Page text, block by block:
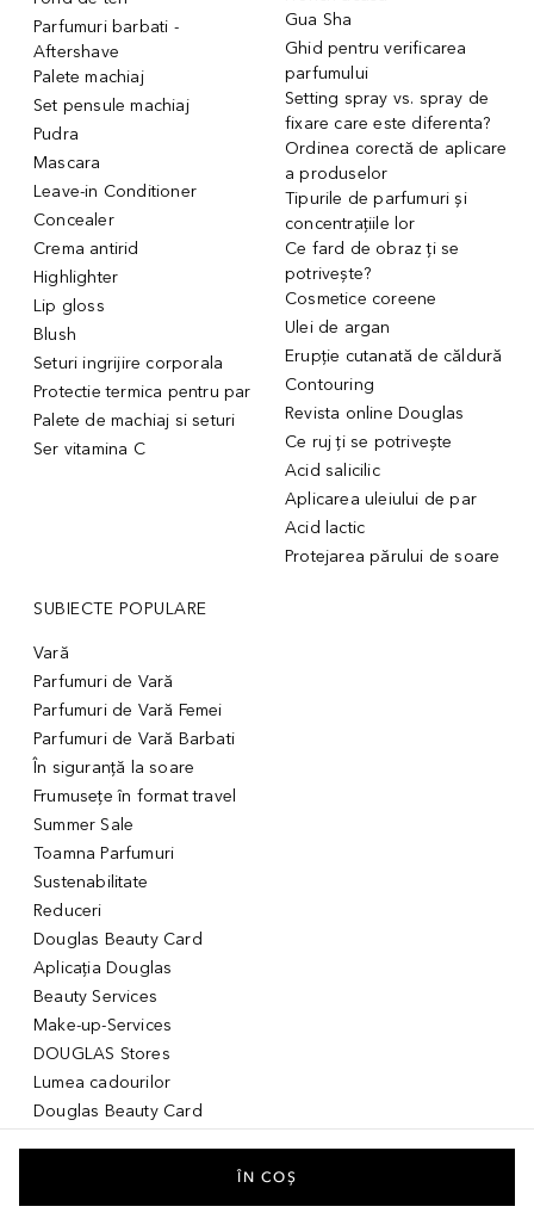
Parfumuri barbati -
Aftershave
Palete machiaj
Set pensule machiaj
Pudra
Mascara
Leave-in Conditioner
Concealer
Crema antirid
Highlighter
Lip gloss
Blush
Seturi ingrijire corporala
Protectie termica pentru par
Palete de machiaj si seturi
Ser vitamina C
Gua Sha
Ghid pentru verificarea
parfumului
Setting spray vs. spray de
fixare care este diferenta?
Ordinea corectă de aplicare
a produselor
Tipurile de parfumuri și
concentrațiile lor
Ce fard de obraz ți se
potrivește?
Cosmetice coreene
Ulei de argan
Erupție cutanată de căldură
Contouring
Revista online Douglas
Ce ruj ți se potrivește
Acid salicilic
Aplicarea uleiului de par
Acid lactic
Protejarea părului de soare
SUBIECTE POPULARE
Vară
Parfumuri de Vară
Parfumuri de Vară Femei
Parfumuri de Vară Barbati
În siguranță la soare
Frumusețe în format travel
Summer Sale
Toamna Parfumuri
Sustenabilitate
Reduceri
Douglas Beauty Card
Aplicația Douglas
Beauty Services
Make-up-Services
DOUGLAS Stores
Lumea cadourilor
Douglas Beauty Card
ÎN COȘ